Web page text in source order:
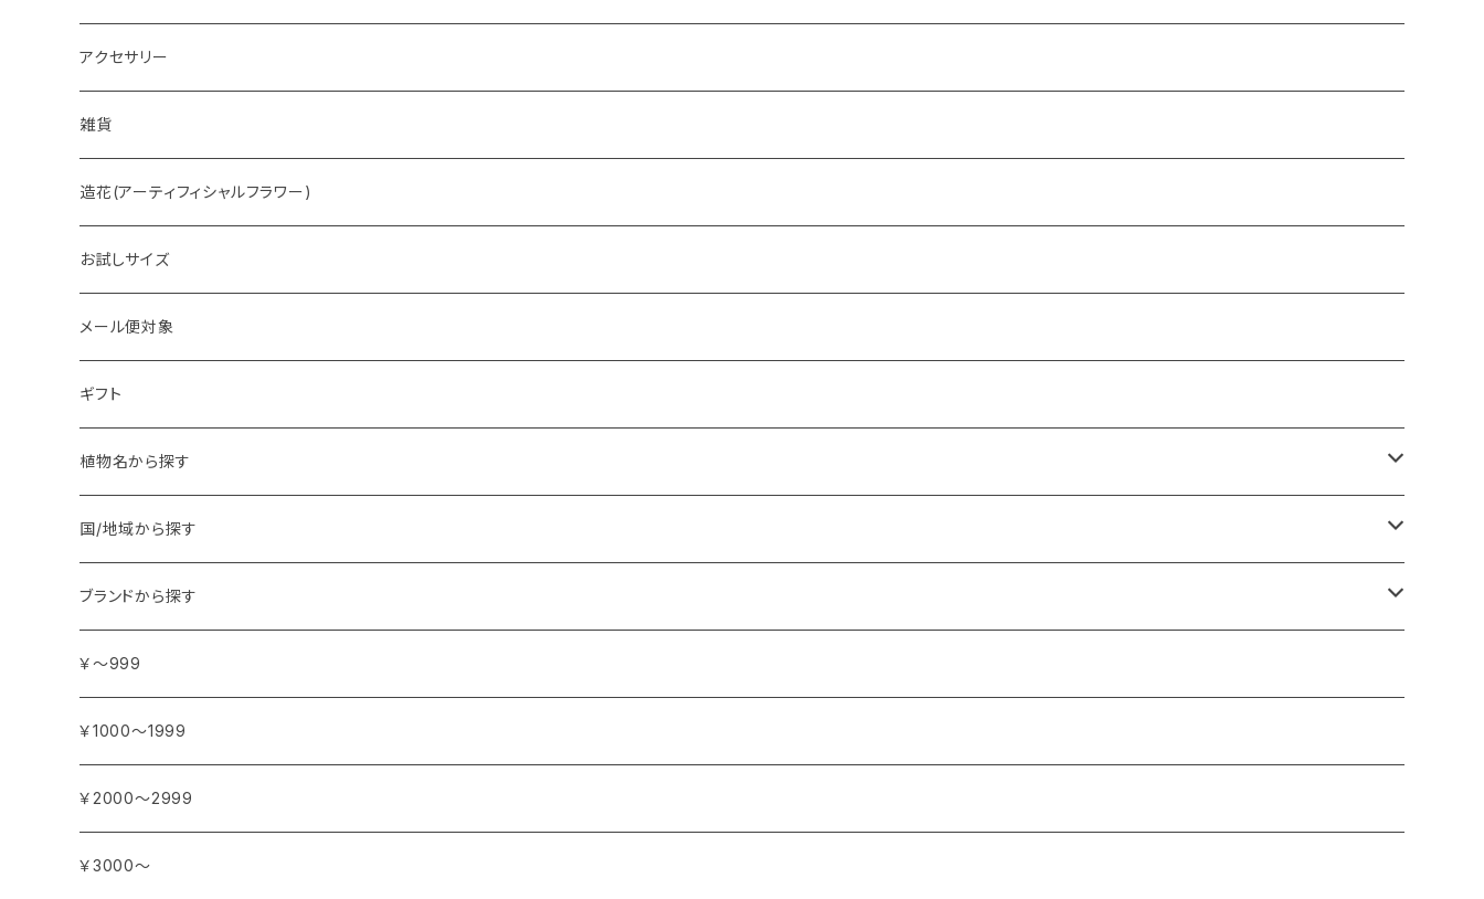
アクセサリー
雑貨
造花(アーティフィシャルフラワー)
お試しサイズ
メール便対象
ギフト
植物名から探す
ア行
アンジェリカ
イランイラン
カ行
ガーデニア (クチナシ)
カカオ
サ行
シダーウッド
シナモン
タ行
タイム
チェリー
ナ行
ナツメグ
ハ行
国/地域から探す
ヨーロッパ
フランス
イタリア
アフリカ
ブルキナファソ
南アフリカ
アジア
トルコ
シリア
ブランドから探す
アトリエ・ボヌール・ドゥ・ジュール
アンティカ・ドルチェリア・ボナイユート
オウロシカ
カンパニー デュ ミエル
￥～999
￥1000～1999
￥2000～2999
￥3000～